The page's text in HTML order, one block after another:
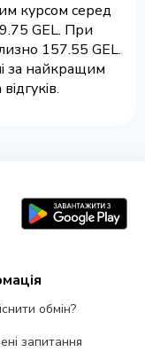
курсом серед
GEL. При
157.55 GEL.
за найкращим
обмін?
запитання